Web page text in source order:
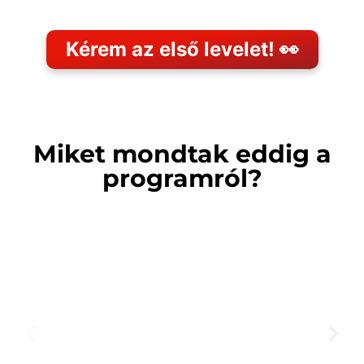
Kérem az első levelet! 👀
Miket mondtak eddig a
programról?